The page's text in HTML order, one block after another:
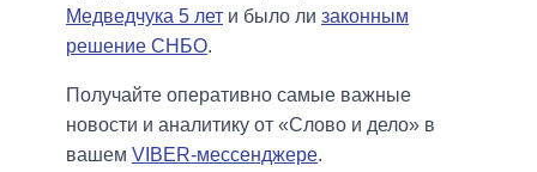
Медведчука 5 лет и было ли законным
решение СНБО.
Получайте оперативно самые важные
новости и аналитику от «Слово и дело» в
вашем VIBER-мессенджере.